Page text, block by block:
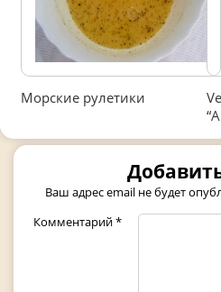
Морские рулетики
Ваш адрес email не будет
Комментарий*